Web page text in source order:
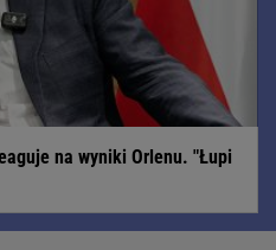
na wyniki Orlenu. "Łupi